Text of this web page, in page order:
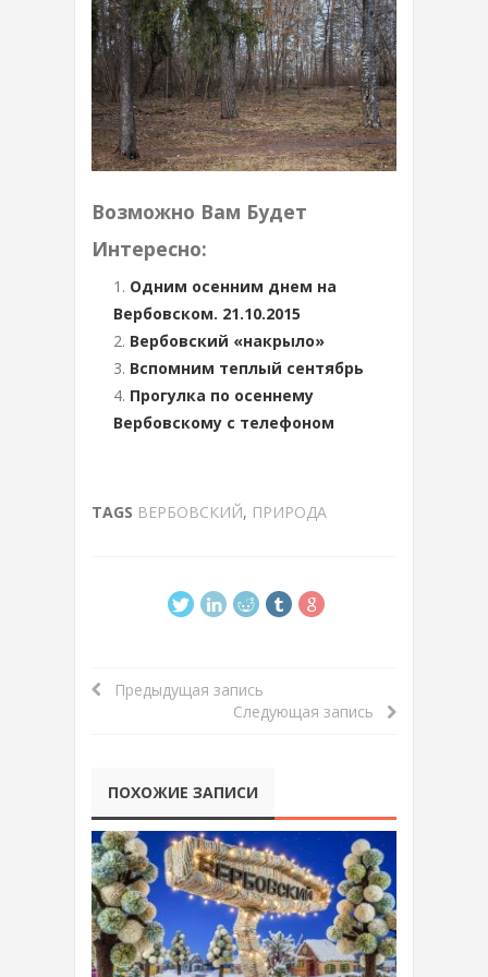
Возможно Вам Будет
Интересно:
Одним осенним днем на
Вербовском. 21.10.2015
Вербовский «накрыло»
Вспомним теплый сентябрь
Прогулка по осеннему
Вербовскому с телефоном
TAGS ВЕРБОВСКИЙ, ПРИРОДА
Предыдущая запись
Следующая запись
ПОХОЖИЕ ЗАПИСИ